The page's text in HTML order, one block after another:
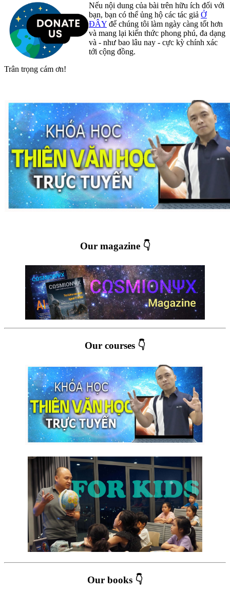
Nếu nội dung của bài trên hữu ích đối với
bạn, bạn có thể ủng hộ các tác giả Ở
ĐÂY để chúng tôi làm ngày càng tốt hơn
và mang lại kiến thức phong phú, đa dạng
và - như bao lâu nay - cực kỳ chính xác
tới cộng đồng.
Trân trọng cám ơn!
Our magazine 👇
Our courses 👇
Our books 👇